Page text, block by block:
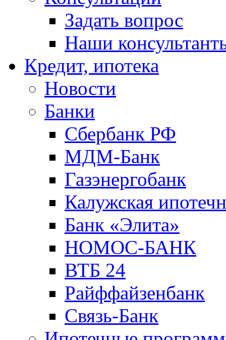
Задать вопрос
Наши
Кредит, ипотека
Новости
Банки
Сбербанк РФ
МДМ-Банк
Газэнергобанк
Калужская
Банк «Элита»
НОМОС-БАНК
ВТБ 24
Райффайзенбанк
Связь-Банк